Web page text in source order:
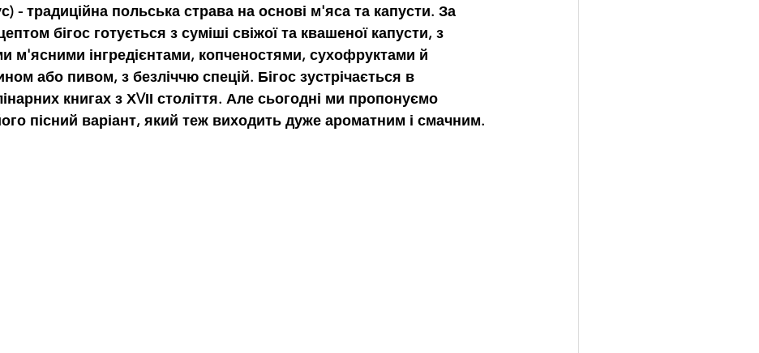
- традиційна польська страва на основі м'яса та капусти. За
бігос готується з суміші свіжої та квашеної капусти, з
м'ясними інгредієнтами, копченостями, сухофруктами й
або пивом, з безліччю спецій. Бігос зустрічається в
книгах з ХVІІ століття. Але сьогодні ми пропонуємо
пісний варіант, який теж виходить дуже ароматним і смачним.